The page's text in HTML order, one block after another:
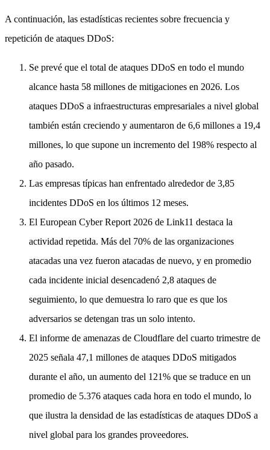
A continuación, las estadísticas recientes sobre frecuencia y
repetición de ataques DDoS:
Se prevé que el total de ataques DDoS en todo el mundo
alcance hasta 58 millones de mitigaciones en 2026. Los
ataques DDoS a infraestructuras empresariales a nivel global
también están creciendo y aumentaron de 6,6 millones a 19,4
millones, lo que supone un incremento del 198% respecto al
año pasado.
Las empresas típicas han enfrentado alrededor de 3,85
incidentes DDoS en los últimos 12 meses.
El European Cyber Report 2026 de Link11 destaca la
actividad repetida. Más del 70% de las organizaciones
atacadas una vez fueron atacadas de nuevo, y en promedio
cada incidente inicial desencadenó 2,8 ataques de
seguimiento, lo que demuestra lo raro que es que los
adversarios se detengan tras un solo intento.
El informe de amenazas de Cloudflare del cuarto trimestre de
2025 señala 47,1 millones de ataques DDoS mitigados
durante el año, un aumento del 121% que se traduce en un
promedio de 5.376 ataques cada hora en todo el mundo, lo
que ilustra la densidad de las estadísticas de ataques DDoS a
nivel global para los grandes proveedores.